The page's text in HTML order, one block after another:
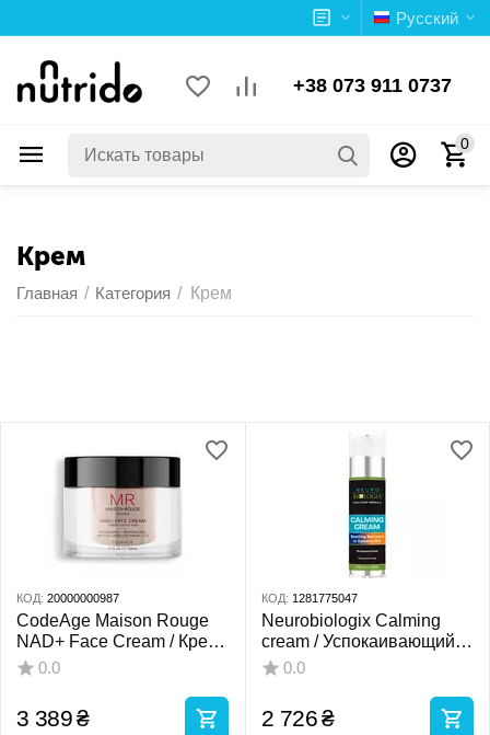
Русский
+38 073 911 0737
0
Крем
Главная / Категория / Крем
КОД: 20000000987
CodeAge Maison Rouge
NAD+ Face Cream / Крем
для омолодження та
0.0
3 389₴
КОД: 1281775047
Neurobiologix Calming
cream / Успокаивающий
крем 90мл
0.0
2 726₴